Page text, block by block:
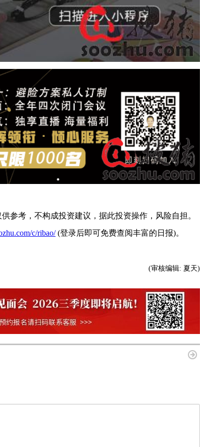
参考，不构成投资建议，据此投资操作，风险自担。
c/ribao/(登录后即可免费查阅丰富的日报)。
(审核编辑: 夏天)